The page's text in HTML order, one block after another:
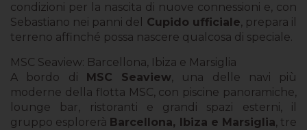
condizioni per la nascita di nuove connessioni e, con
Sebastiano nei panni del Cupido ufficiale, prepara il
terreno affinché possa nascere qualcosa di speciale.
MSC Seaview: Barcellona, Ibiza e Marsiglia
A bordo di MSC Seaview, una delle navi più
moderne della flotta MSC, con piscine panoramiche,
lounge bar, ristoranti e grandi spazi esterni, il
gruppo esplorerà Barcellona, Ibiza e Marsiglia, tre